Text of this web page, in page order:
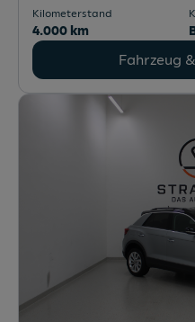
Kilometerstand
4.000 km
Fahrzeug